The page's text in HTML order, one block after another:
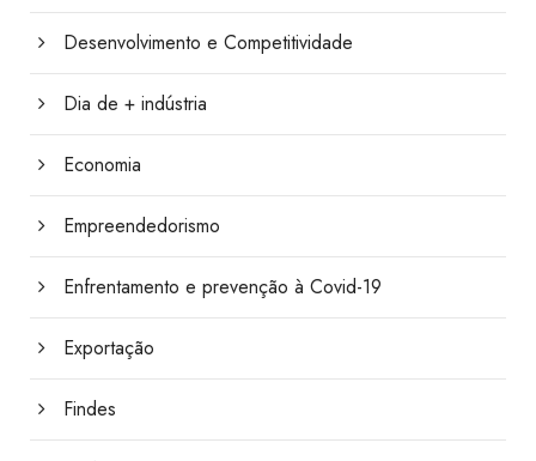
Desenvolvimento e Competitividade
Dia de + indústria
Economia
Empreendedorismo
Enfrentamento e prevenção à Covid-19
Exportação
Findes